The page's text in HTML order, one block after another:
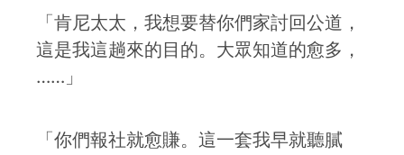
「肯尼太太，我想要替你們家討回公道，
這是我這趟來的目的。大眾知道的愈多，
……」
「你們報社就愈賺。這一套我早就聽膩